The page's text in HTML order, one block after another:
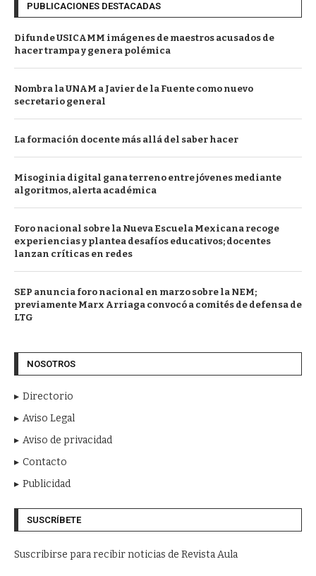
PUBLICACIONES DESTACADAS
Difunde USICAMM imágenes de maestros acusados de
hacer trampa y genera polémica
Nombra la UNAM a Javier de la Fuente como nuevo
secretario general
La formación docente más allá del saber hacer
Misoginia digital gana terreno entre jóvenes mediante
algoritmos, alerta académica
Foro nacional sobre la Nueva Escuela Mexicana recoge
experiencias y plantea desafíos educativos; docentes
lanzan críticas en redes
SEP anuncia foro nacional en marzo sobre la NEM;
previamente Marx Arriaga convocó a comités de defensa de
LTG
NOSOTROS
Directorio
Aviso Legal
Aviso de privacidad
Contacto
Publicidad
SUSCRÍBETE
Suscribirse para recibir noticias de Revista Aula